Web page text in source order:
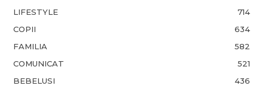
LIFESTYLE
714
COPII
634
FAMILIA
582
COMUNICAT
521
BEBELUSI
436